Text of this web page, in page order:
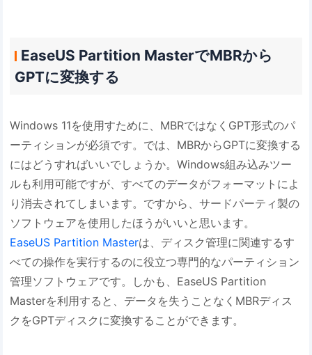
EaseUS Partition MasterでMBRから
GPTに変換する
Windows 11を使用すために、MBRではなくGPT形式のパ
ーティションが必須です。では、MBRからGPTに変換する
にはどうすればいいでしょうか。Windows組み込みツー
ルも利用可能ですが、すべてのデータがフォーマットによ
り消去されてしまいます。ですから、サードパーティ製の
ソフトウェアを使用したほうがいいと思います。
EaseUS Partition Masterは、ディスク管理に関連するす
べての操作を実行するのに役立つ専門的なパーティション
管理ソフトウェアです。しかも、EaseUS Partition
Masterを利用すると、データを失うことなくMBRディス
クをGPTディスクに変換することができます。